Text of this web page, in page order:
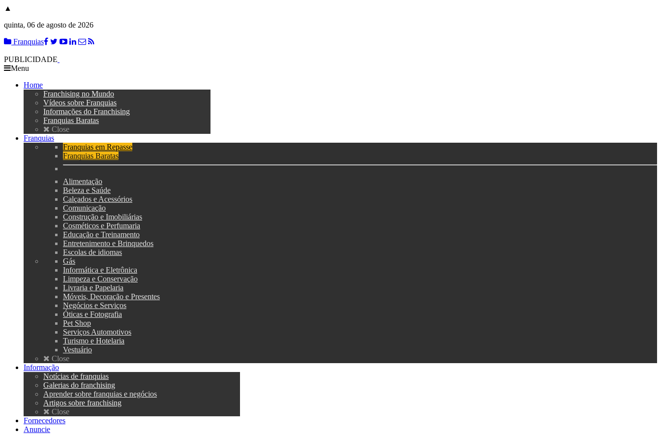
▲
quinta, 06 de agosto de 2026
Franquias
PUBLICIDADE
Menu
Home
Franchising no Mundo
Vídeos sobre Franquias
Informações do Franchising
Franquias Baratas
Close
Franquias
Franquias em Repasse
Franquias Baratas
Alimentação
Beleza e Saúde
Calçados e Acessórios
Comunicação
Construção e Imobiliárias
Cosméticos e Perfumaria
Educação e Treinamento
Entretenimento e Brinquedos
Escolas de idiomas
Gás
Informática e Eletrônica
Limpeza e Conservação
Livraria e Papelaria
Móveis, Decoração e Presentes
Negócios e Serviços
Óticas e Fotografia
Pet Shop
Serviços Automotivos
Turismo e Hotelaria
Vestuário
Close
Informação
Notícias de franquias
Galerias do franchising
Aprender sobre franquias e negócios
Artigos sobre franchising
Close
Fornecedores
Anuncie